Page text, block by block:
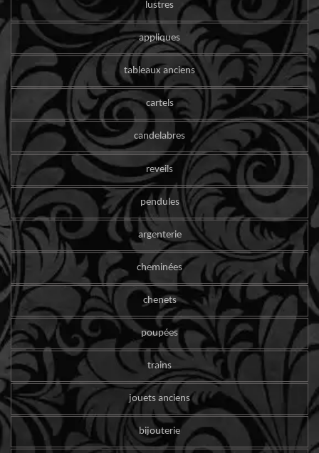
lustres
appliques
tableaux anciens
cartels
candelabres
reveils
pendules
argenterie
cheminées
chenets
poupées
trains
jouets anciens
bijouterie